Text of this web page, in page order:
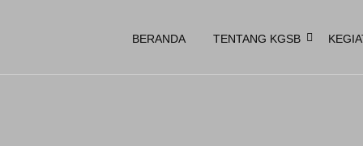
BERANDA TENTANG KGSB